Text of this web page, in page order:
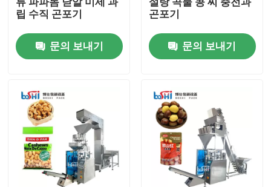
홈
회사 소개
접촉
제품 소개
립 수직 곤포기
문의 보내기
곤포기
문의 보내기